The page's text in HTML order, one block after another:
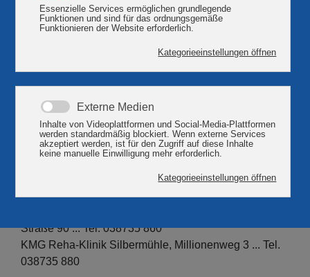
Ärzte und Apotheken
Krankenhaus
Klinikum Plau am See, Quetziner Straße 88 ... Tel.
038735 870
Straße 90 ... Tel. 038735 860
KMG Reha-Klinik Silbermühle, Millionenweg 3 ... Tel.
038735 880